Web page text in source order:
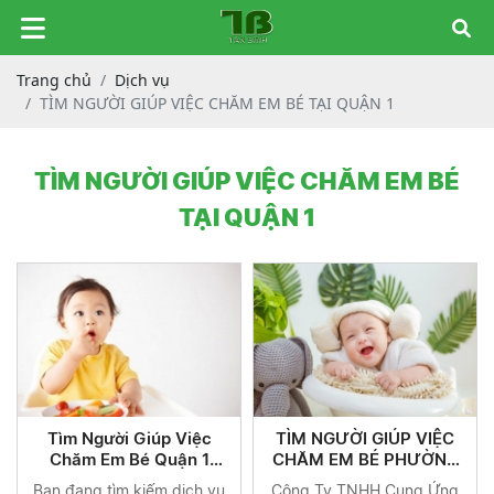
Trang chủ
Dịch vụ
TÌM NGƯỜI GIÚP VIỆC CHĂM EM BÉ TẠI QUẬN 1
TÌM NGƯỜI GIÚP VIỆC CHĂM EM BÉ
TẠI QUẬN 1
Tìm Người Giúp Việc
Chăm Em Bé Quận 1
TP.HCM | Công Ty TNHH
Bạn đang tìm kiếm dịch vụ
TÌM NGƯỜI GIÚP VIỆC
CHĂM EM BÉ PHƯỜNG
TÂN ĐỊNH QUẬN 1
Công Ty TNHH Cung Ứng